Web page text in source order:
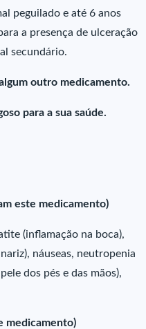
peguilado e até 6 anos
a presença de ulceração
secundário.
outro medicamento.
para a sua saúde.
este medicamento)
(inflamação na boca),
náuseas, neutropenia
dos pés e das mãos),
medicamento)